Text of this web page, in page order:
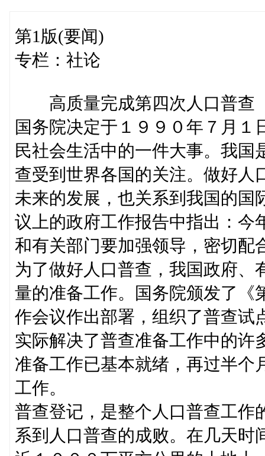
第1版(要闻)
专栏：社论
高质量完成第四次人口普查
国务院决定于１９９０年７月
民社会生活中的一件大事。我
查受到世界各国的关注。做好人
未来的发展，也关系到我国的国
议上的政府工作报告中指出：今
和有关部门要加强领导，密切配
为了做好人口普查，我国政府、
量的准备工作。国务院颁发了《
作会议作出部署，组织了普查试
实际解决了普查准备工作中的许
准备工作已基本就绪，再过半个
工作。
普查登记，是整个人口普查工作
系到人口普查的成败。在几天时